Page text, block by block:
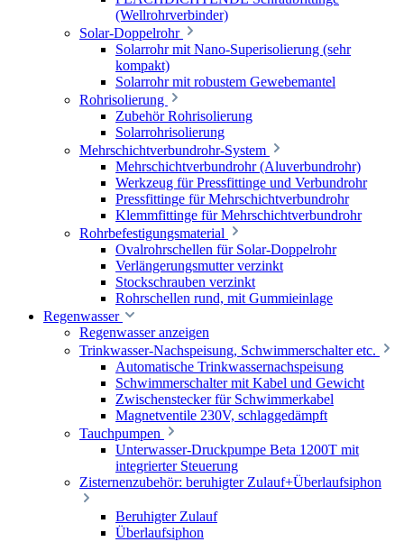
(Wellrohrverbinder)
Solar-Doppelrohr
Solarrohr mit Nano-Superisolierung (sehr
kompakt)
Solarrohr mit robustem Gewebemantel
Rohrisolierung
Zubehör Rohrisolierung
Solarrohrisolierung
Mehrschichtverbundrohr-System
Mehrschichtverbundrohr (Aluverbundrohr)
Werkzeug für Pressfittinge und Verbundrohr
Pressfittinge für Mehrschichtverbundrohr
Klemmfittinge für Mehrschichtverbundrohr
Rohrbefestigungsmaterial
Ovalrohrschellen für Solar-Doppelrohr
Verlängerungsmutter verzinkt
Stockschrauben verzinkt
Rohrschellen rund, mit Gummieinlage
Regenwasser
Regenwasser anzeigen
Trinkwasser-Nachspeisung, Schwimmerschalter etc.
Automatische Trinkwassernachspeisung
Schwimmerschalter mit Kabel und Gewicht
Zwischenstecker für Schwimmerkabel
Magnetventile 230V, schlaggedämpft
Tauchpumpen
Unterwasser-Druckpumpe Beta 1200T mit
integrierter Steuerung
Zisternenzubehör: beruhigter Zulauf+Überlaufsiphon
Beruhigter Zulauf
Überlaufsiphon